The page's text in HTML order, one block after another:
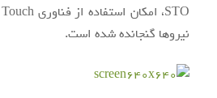
نیروها گنجانده شده است.